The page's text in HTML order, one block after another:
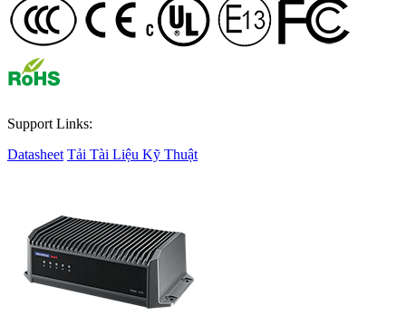
Support Links:
Datasheet Tải Tài Liệu Kỹ Thuật